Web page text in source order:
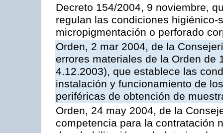
Decreto 154/2004, 9 noviembre,
regulan las condiciones
micropigmentación o perforado
Orden, 2 mar 2004, de la
errores materiales de la Orden de
4.12.2003), que establece las
instalación y funcionamiento de
periféricas de obtención de
Orden, 24 may 2004, de la
competencia para la contratación